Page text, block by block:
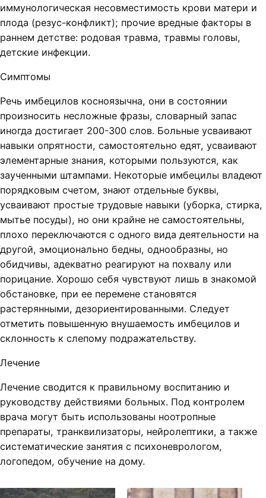
иммунологическая несовместимость крови матери и
плода (резус-конфликт); прочие вредные факторы в
раннем детстве: родовая травма, травмы головы,
детские инфекции.
Симптомы
Речь имбецилов косноязычна, они в состоянии
произносить несложные фразы, словарный запас
иногда достигает 200-300 слов. Больные усваивают
навыки опрятности, самостоятельно едят, усваивают
элементарные знания, которыми пользуются, как
заученными штампами. Некоторые имбецилы владеют
порядковым счетом, знают отдельные буквы,
усваивают простые трудовые навыки (уборка, стирка,
мытье посуды), но они крайне не самостоятельны,
плохо переключаются с одного вида деятельности на
другой, эмоционально бедны, однообразны, но
обидчивы, адекватно реагируют на похвалу или
порицание. Хорошо себя чувствуют лишь в знакомой
обстановке, при ее перемене становятся
растерянными, дезориентированными. Следует
отметить повышенную внушаемость имбецилов и
склонность к слепому подражательству.
Лечение
Лечение сводится к правильному воспитанию и
руководству действиями больных. Под контролем
врача могут быть использованы ноотропные
препараты, транквилизаторы, нейролептики, а также
систематические занятия с психоневрологом,
логопедом, обучение на дому.